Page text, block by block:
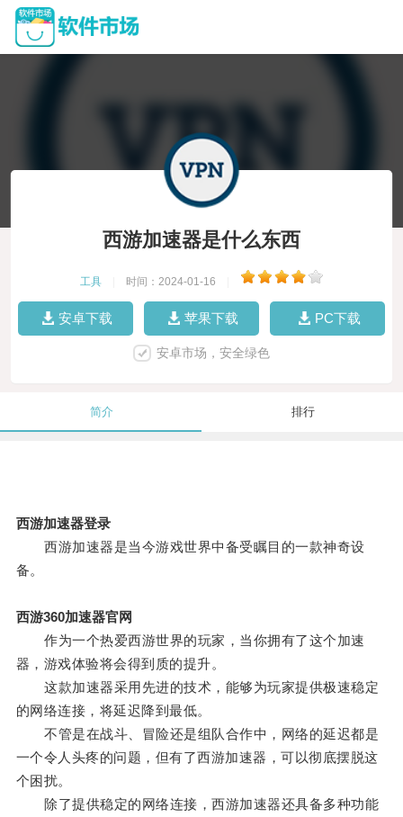
西游加速器是什么东西
工具 时间：2024-01-16
安卓下载 苹果下载 PC下载
安卓市场，安全绿色
简介 排行
西游加速器登录
西游加速器是当今游戏世界中备受瞩目的一款神奇设
备。
西游360加速器官网
作为一个热爱西游世界的玩家，当你拥有了这个加速
器，游戏体验将会得到质的提升。
这款加速器采用先进的技术，能够为玩家提供极速稳定
的网络连接，将延迟降到最低。
不管是在战斗、冒险还是组队合作中，网络的延迟都是
一个令人头疼的问题，但有了西游加速器，可以彻底摆脱这
个困扰。
除了提供稳定的网络连接，西游加速器还具备多种功能